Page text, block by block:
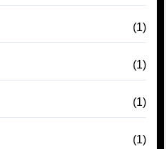
(1)
(1)
(1)
(1)